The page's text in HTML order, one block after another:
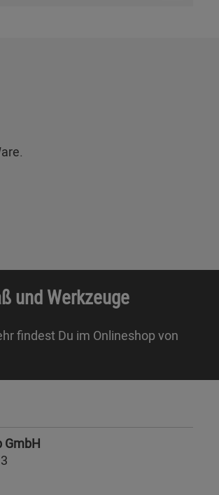
und Werkzeuge
findest Du im Onlineshop von
GmbH